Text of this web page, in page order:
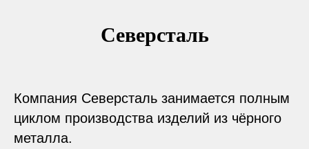
Северсталь
Компания Северсталь занимается полным
циклом производства изделий из чёрного
металла.